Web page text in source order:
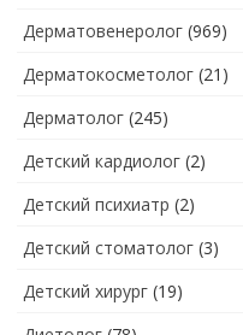
Дерматовенеролог (969)
Дерматокосметолог (21)
Дерматолог (245)
Детский кардиолог (2)
Детский психиатр (2)
Детский стоматолог (3)
Детский хирург (19)